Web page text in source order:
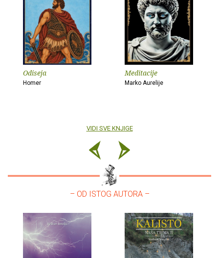
Odiseja
Homer
Meditacije
Marko Aurelije
VIDI SVE KNJIGE
– OD ISTOG AUTORA –